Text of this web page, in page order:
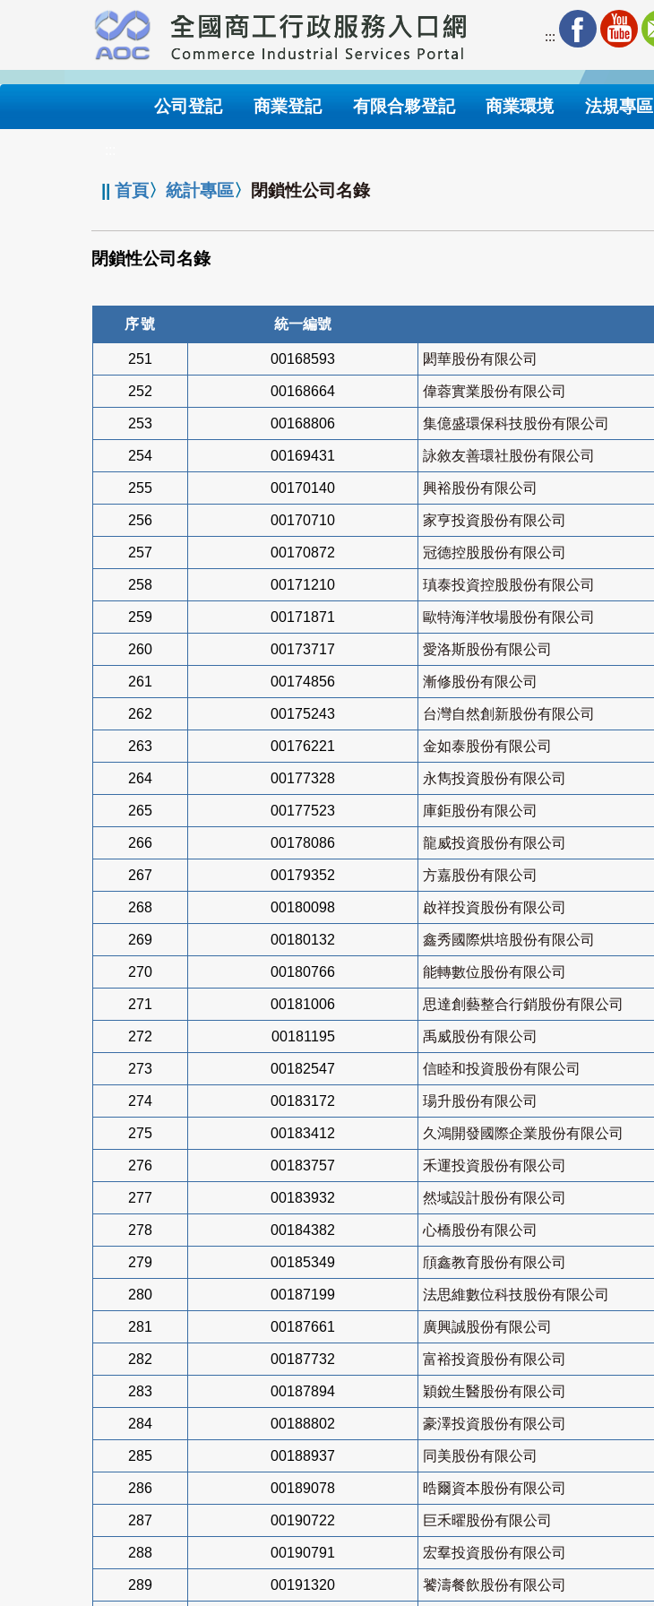
要
內
:::
公司登記 商業登記 有限合夥登記 商業環境 法規專區
||首頁〉統計專區〉 閉鎖性公司名錄
閉鎖性公司名錄
序號 統一編號
251 00168593 閎華股份有限公司
252 00168664 偉蓉實業股份有限公司
253 00168806 集億盛環保科技股份有限公司
254 00169431 詠敘友善環社股份有限公司
255 00170140 興裕股份有限公司
256 00170710 家亨投資股份有限公司
257 00170872 冠德控股股份有限公司
258 00171210 瑱泰投資控股股份有限公司
259 00171871 歐特海洋牧場股份有限公司
260 00173717 愛洛斯股份有限公司
261 00174856 漸修股份有限公司
262 00175243 台灣自然創新股份有限公司
263 00176221 金如泰股份有限公司
264 00177328 永雋投資股份有限公司
265 00177523 庫鉅股份有限公司
266 00178086 龍威投資股份有限公司
267 00179352 方嘉股份有限公司
268 00180098 啟祥投資股份有限公司
269 00180132 鑫秀國際烘培股份有限公司
270 00180766 能轉數位股份有限公司
271 00181006 思達創藝整合行銷股份有限公司
272 00181195 禹威股份有限公司
273 00182547 信睦和投資股份有限公司
274 00183172 瑒升股份有限公司
275 00183412 久鴻開發國際企業股份有限公司
276 00183757 禾運投資股份有限公司
277 00183932 然域設計股份有限公司
278 00184382 心橋股份有限公司
279 00185349 頎鑫教育股份有限公司
280 00187199 法思維數位科技股份有限公司
281 00187661 廣興誠股份有限公司
282 00187732 富裕投資股份有限公司
283 00187894 穎銳生醫股份有限公司
284 00188802 豪澤投資股份有限公司
285 00188937 同美股份有限公司
286 00189078 晧爾資本股份有限公司
287 00190722 巨禾曜股份有限公司
288 00190791 宏羣投資股份有限公司
289 00191320 饕濤餐飲股份有限公司